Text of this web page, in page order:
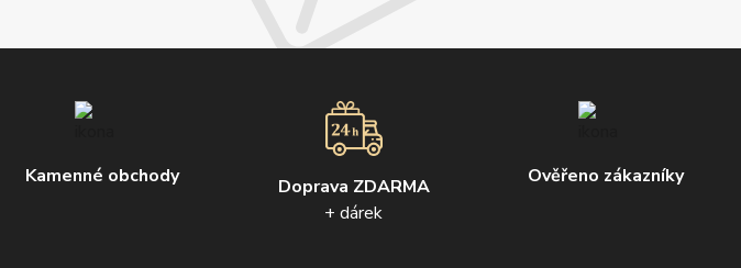
Kamenné obchody
Doprava ZDARMA
+ dárek
Ověřeno zákazníky